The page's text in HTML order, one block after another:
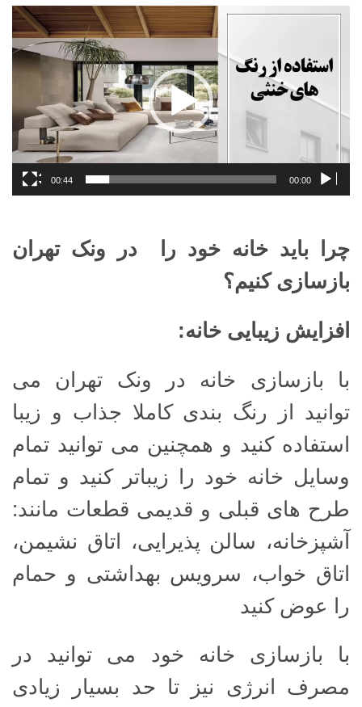
نمایشگر
00:00
00:44
چرا باید خانه خود را در ونک تهران
بازسازی کنیم؟
افزایش زیبایی خانه:
با بازسازی خانه در ونک تهران می
توانید از رنگ بندی کاملا جذاب و زیبا
استفاده کنید و همچنین می توانید تمام
وسایل خانه خود را زیباتر کنید و تمام
طرح های قبلی و قدیمی قطعات مانند:
آشپزخانه، سالن پذیرایی، اتاق نشیمن،
اتاق خواب، سرویس بهداشتی و حمام
را عوض کنید
با بازسازی خانه خود می توانید در
مصرف انرژی نیز تا حد بسیار زیادی